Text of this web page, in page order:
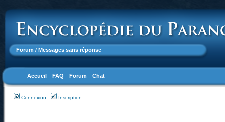
Forum / Messages sans réponse
Accueil FAQ Forum Chat
Connexion Inscription